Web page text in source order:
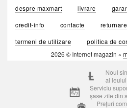
despre maxmart livrare
credit-info
contacte
termeni de utilizare
politica de
2026 © Internet magazin «
Noul
al leului
Serviciu
șase zile din
Prețuri